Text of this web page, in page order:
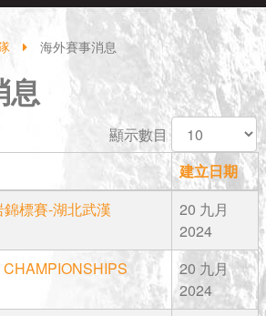
海外賽事消息
息
顯示數目
建立日期
標賽-湖北武漢
20 九月
2024
20 九月
2024